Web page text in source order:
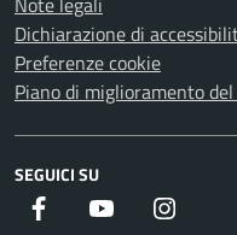
Dichiarazione di
Preferenze cookie
Piano di miglioramento
SEGUICI SU
Facebook Youtube